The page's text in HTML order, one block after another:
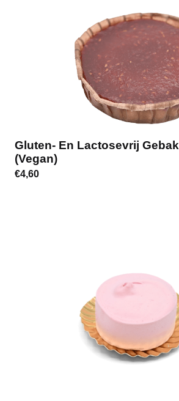
Gluten- En Lactosevrij Gebak
(vegan)
€4,60